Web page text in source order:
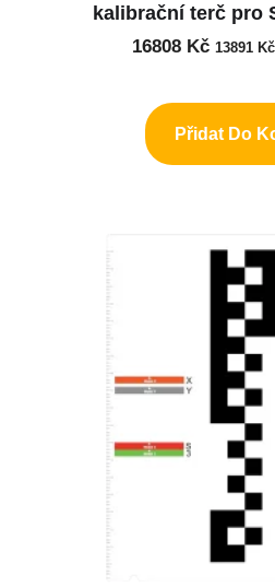
kalibrační terč pro
16808 Kč 13891 Kč
Přidat Do